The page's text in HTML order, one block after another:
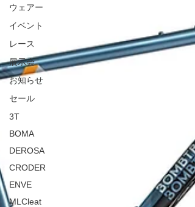
ウェアー
イベント
レース
展示会
お知らせ
セール
3T
BOMA
DEROSA
CRODER
ENVE
MLCleat